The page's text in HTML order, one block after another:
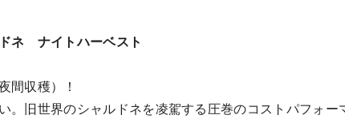
ネ ナイトハーベスト
間収穫）！
旧世界のシャルドネを凌駕する圧巻のコストパフォー